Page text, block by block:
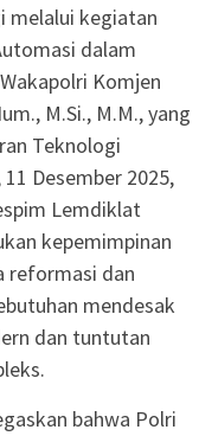
melalui kegiatan
dalam
Komjen
M.Si., M.M., yang
Teknologi
Desember 2025,
Lemdiklat
kepemimpinan
reformasi dan
mendesak
dan tuntutan
bahwa Polri